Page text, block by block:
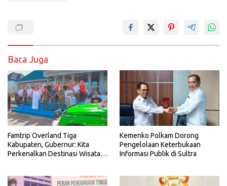
Baca Juga
Famtrip Overland Tiga
Kabupaten, Gubernur: Kita
Perkenalkan Destinasi Wisata
Kemenko Polkam Dorong
Pengelolaan Keterbukaan
Informasi Publik di Sultra